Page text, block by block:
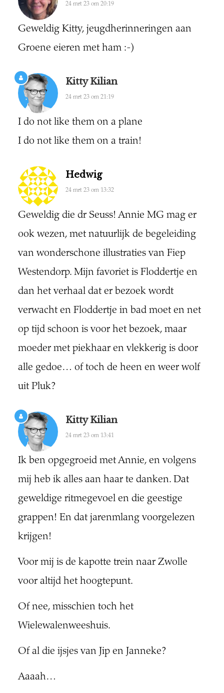
24 mrt 23 om 20:19
Geweldig Kitty, jeugdherinneringen aan
Groene eieren met ham :-)
Kitty Kilian
24 mrt 23 om 21:19
I do not like them on a plane
I do not like them on a train!
Hedwig
24 mrt 23 om 13:32
Geweldig die dr Seuss! Annie MG mag er
ook wezen, met natuurlijk de begeleiding
van wonderschone illustraties van Fiep
Westendorp. Mijn favoriet is Floddertje en
dan het verhaal dat er bezoek wordt
verwacht en Floddertje in bad moet en net
op tijd schoon is voor het bezoek, maar
moeder met piekhaar en vlekkerig is door
alle gedoe… of toch de heen en weer wolf
uit Pluk?
Kitty Kilian
24 mrt 23 om 13:41
Ik ben opgegroeid met Annie, en volgens
mij heb ik alles aan haar te danken. Dat
geweldige ritmegevoel en die geestige
grappen! En dat jarenmlang voorgelezen
krijgen!
Voor mij is de kapotte trein naar Zwolle
voor altijd het hoogtepunt.
Of nee, misschien toch het
Wielewalenweeshuis.
Of al die ijsjes van Jip en Janneke?
Aaaah…